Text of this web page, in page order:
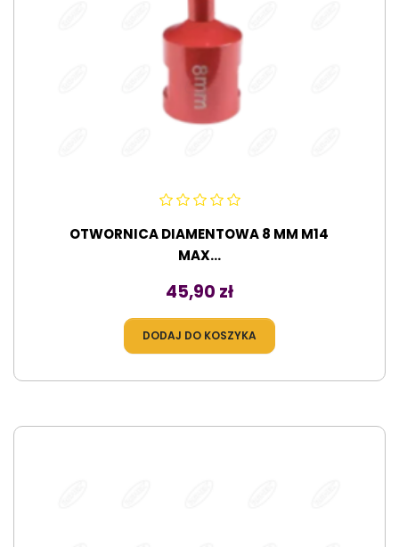
OTWORNICA DIAMENTOWA 8 MM M14
MAX...
Cena
45,90 zł
DODAJ DO KOSZYKA